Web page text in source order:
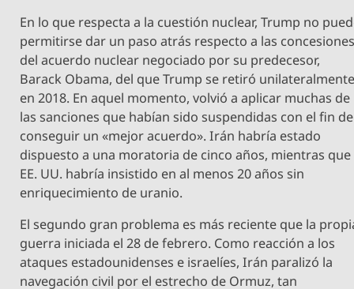
En lo que respecta a la cuestión nuclear, Trump no
permitirse dar un paso atrás respecto a las
del acuerdo nuclear negociado por su predecesor,
Barack Obama, del que Trump se retiró
en 2018. En aquel momento, volvió a aplicar muchas de
las sanciones que habían sido suspendidas con el fin de
conseguir un «mejor acuerdo». Irán habría estado
dispuesto a una moratoria de cinco años, mientras que
EE. UU. habría insistido en al menos 20 años sin
enriquecimiento de uranio.
El segundo gran problema es más reciente que la
guerra iniciada el 28 de febrero. Como reacción a los
ataques estadounidenses e israelíes, Irán paralizó la
navegación civil por el estrecho de Ormuz, tan